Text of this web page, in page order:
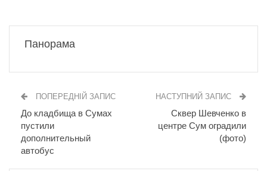
Панорама
ПОПЕРЕДНІЙ ЗАПИС
До кладбища в Сумах
пустили
дополнительный
автобус
НАСТУПНИЙ ЗАПИС
Сквер Шевченко в
центре Сум оградили
(фото)